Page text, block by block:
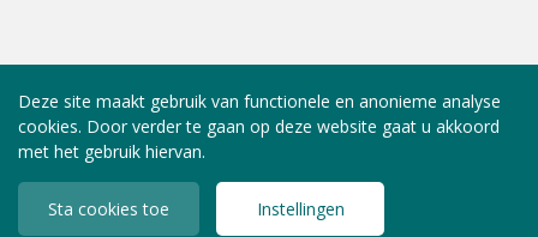
Deze site maakt gebruik van functionele en anonieme analyse
cookies. Door verder te gaan op deze website gaat u akkoord
met het gebruik hiervan.
Sta cookies toe Instellingen